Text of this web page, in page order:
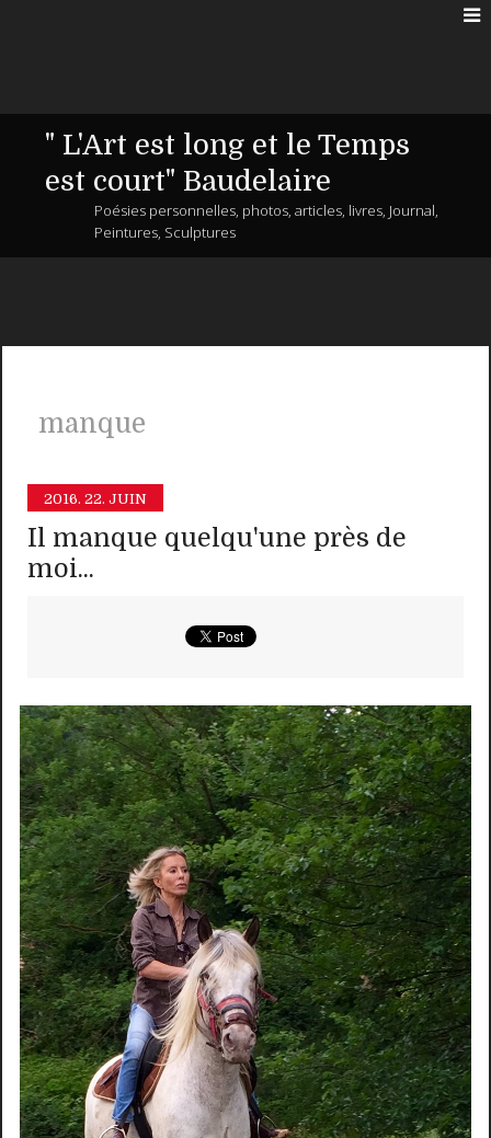
" L'Art est long et le Temps
est court" Baudelaire
Poésies personnelles, photos, articles, livres, Journal,
Peintures, Sculptures
manque
2016. 22. JUIN
Il manque quelqu'une près de
moi...